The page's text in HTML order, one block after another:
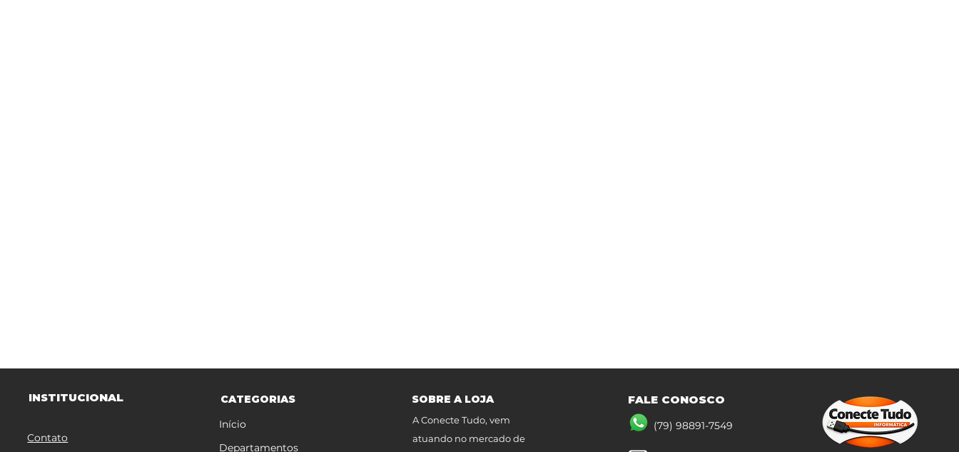
INSTITUCIONAL
Contato
CATEGORIAS
Início
Departamentos
SOBRE A LOJA
A Conecte Tudo, vem
atuando no mercado de
FALE CONOSCO
(79) 98891-7549